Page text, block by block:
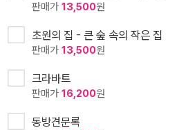
판매가 13,500원
초원의 집 - 큰 숲 속의 작은 집
판매가 13,500원
크라바트
판매가 16,200원
동방견문록